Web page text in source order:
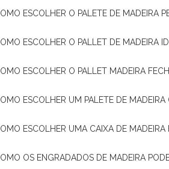
COMO ESCOLHER O PALETE DE MADEIRA
COMO ESCOLHER O PALLET DE MADEIRA
COMO ESCOLHER O PALLET MADEIRA
COMO ESCOLHER UM PALETE DE
COMO ESCOLHER UMA CAIXA DE
COMO OS ENGRADADOS DE MADEIRA